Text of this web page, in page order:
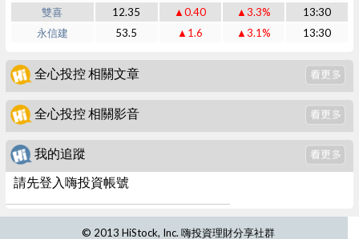
雙喜
12.35 ▲0.40 ▲3.3%
13:30
永信建
53.5 ▲1.6 ▲3.1% 13:30
全心投控 相關文章
全心投控 相關影音
我的追蹤
請先登入嗨投資帳號
© 2013 HiStock, Inc. 嗨投資理財分享社群